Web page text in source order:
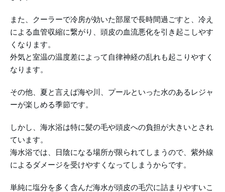
また、クーラーで冷房が効いた部屋で長時間過ごすと、冷え
による血管収縮に繋がり、頭皮の血流悪化を引き起こしやす
くなります。
外気と室温の温度差によって自律神経の乱れも起こりやすく
なります。
その他、夏と言えば海や川、プールといった水のあるレジャ
ーが楽しめる季節です。
しかし、海水浴は特に髪の毛や頭皮への負担が大きいとされ
ています。
海水浴では、日陰になる場所が限られてしまうので、紫外線
によるダメージを受けやすくなってしまうからです。
単純に塩分を多く含んだ海水が頭皮の毛穴に詰まりやすいこ